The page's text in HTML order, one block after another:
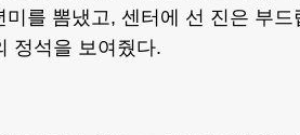
를 뽐냈고, 센터에 선 진은 부드
정석을 보여줬다.